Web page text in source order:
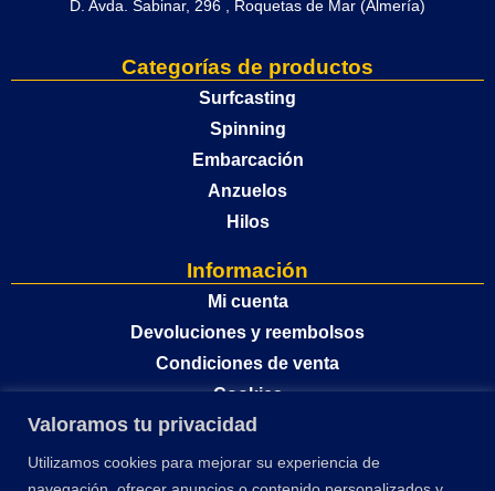
Valoramos tu privacidad
Utilizamos cookies para mejorar su experiencia de
D. Avda. Sabinar, 296 , Roquetas de Mar (Almería)
Categorías de productos
Surfcasting
Spinning
Embarcación
Anzuelos
Hilos
Información
Mi cuenta
Devoluciones y reembolsos
Condiciones de venta
Cookies
Política de privacidad